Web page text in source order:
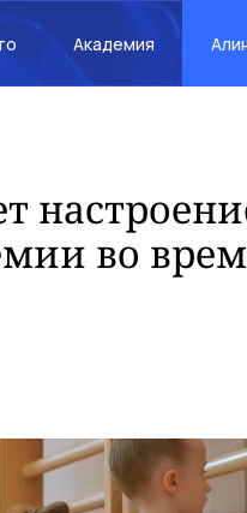
Академия
во